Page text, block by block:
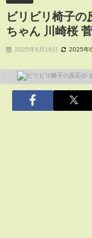
ビリビリ椅子の
ちゃん 川崎桜
2025年6月19日 2025年